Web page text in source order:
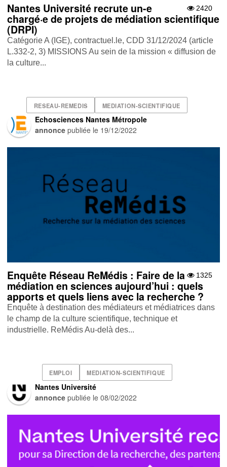
2420
Nantes Université recrute un-e
chargé·e de projets de médiation scientifique
(DRPI)
Catégorie A (IGE), contractuel.le, CDD 31/12/2024 (article
L.332-2, 3) MISSIONS Au sein de la mission « diffusion de
la culture...
RESEAU-REMEDIS MEDIATION-SCIENTIFIQUE
Echosciences Nantes Métropole
annonce publiée le 19/12/2022
1325
Enquête Réseau ReMédis : Faire de la
médiation en sciences aujourd’hui : quels
apports et quels liens avec la recherche ?
Enquête à destination des médiateurs et médiatrices dans
le champ de la culture scientifique, technique et
industrielle. ReMédis Au-delà des...
EMPLOI MEDIATION-SCIENTIFIQUE
Nantes Université
annonce publiée le08/02/2022